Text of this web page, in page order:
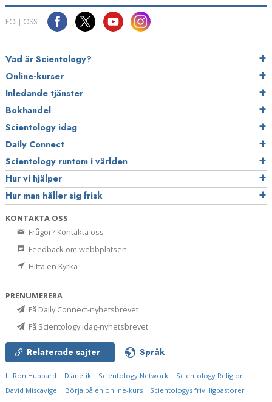
FÖLJ OSS
Vad är Scientology?
Online-kurser
Inledande tjänster
Bokhandel
Scientology idag
Daily Connect
Scientology runtom i världen
Hur vi hjälper
Hur man håller sig frisk
KONTAKTA OSS
Frågor? Kontakta oss
Feedback om webbplatsen
Hitta en Kyrka
PRENUMERERA
Få Daily Connect-nyhetsbrevet
Få Scientology idag-nyhetsbrevet
Relaterade sajter Språk
L. Ron Hubbard Dianetik Scientology Network
Scientology Religion
David Miscavige
Börja på en online-kurs
Scientologys frivilligpastorer